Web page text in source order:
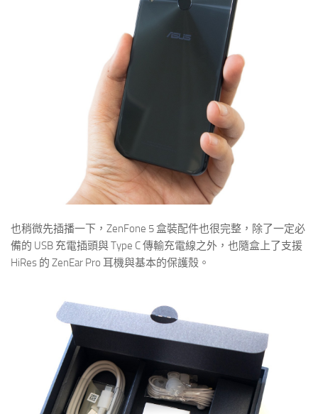
也稍微先插播一下，ZenFone 5 盒裝配件也很完整，除了一定必
備的 USB 充電插頭與 Type C 傳輸充電線之外，也隨盒上了支援
HiRes 的 ZenEar Pro 耳機與基本的保護殼。